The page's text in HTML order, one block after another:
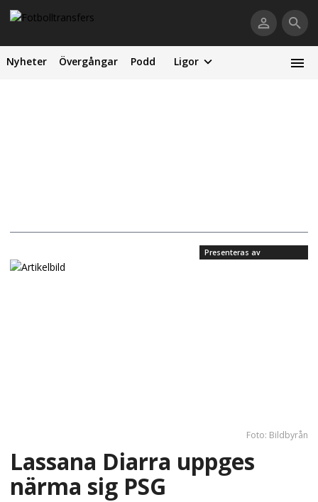
Nyheter Övergångar Podd Ligor
Presenteras av
Foto: Bildbyrån
Lassana Diarra uppges
närma sig PSG